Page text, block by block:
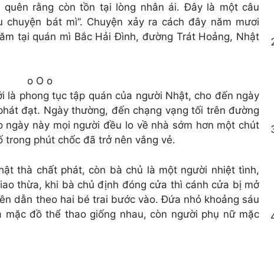
rằng còn tồn tại lòng nhân ái. Đây là một câu
bát mì”. Chuyện xảy ra cách đây năm mươi
tại quán mì Bắc Hải Đình, đường Trát Hoảng, Nhật
o O o
là phong tục tập quán của người Nhật, cho đến ngày
đạt. Ngày thường, đến chạng vạng tối trên đường
ngày này mọi người đều lo về nhà sớm hơn một chút
phút chốc đã trở nên vắng vẻ.
thà chất phát, còn bà chủ là một người nhiệt tình,
thừa, khi bà chủ định đóng cửa thì cánh cửa bị mở
dẫn theo hai bé trai bước vào. Đứa nhỏ khoảng sáu
đồ thể thao giống nhau, còn người phụ nữ mặc